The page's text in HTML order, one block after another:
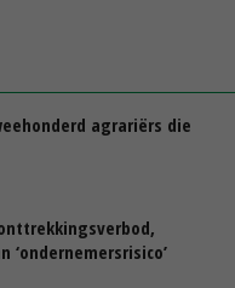
agrariërs die